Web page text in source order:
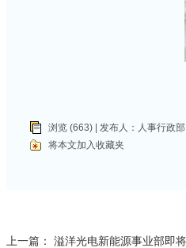
浏览 (663) | 发布人： 人事行政部
将本文加入收藏夹
上一篇： 溢洋光电新能源事业部即